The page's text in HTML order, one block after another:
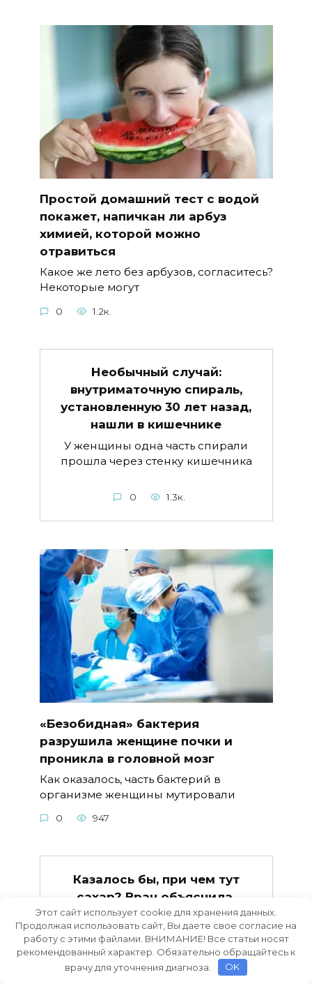
Простой домашний тест с водой
покажет, напичкан ли арбуз
химией, которой можно
отравиться
Какое же лето без арбузов, согласитесь?
Некоторые могут
0 1.2к.
Необычный случай:
внутриматочную спираль,
установленную 30 лет назад,
нашли в кишечнике
У женщины одна часть спирали
прошла через стенку кишечника
0 1.3к.
«Безобидная» бактерия
разрушила женщине почки и
проникла в головной мозг
Как оказалось, часть бактерий в
организме женщины мутировали
0 947
Казалось бы, при чем тут
сахар? Врач объяснила,
почему таблетки от давления
перестают работать
Прописали лекарства от
гипертонии, но спустя время
Этот сайт использует cookie для хранения данных.
Продолжая использовать сайт, Вы даете свое согласие на
работу с этими файлами. ВНИМАНИЕ! Все статьи носят
рекомендованный характер. Обязательно обращайтесь к
врачу для уточнения диагноза.
OK